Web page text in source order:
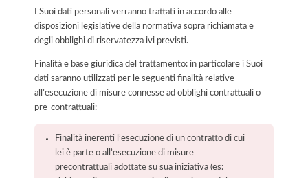
I Suoi dati personali verranno trattati in accordo alle
disposizioni legislative della normativa sopra richiamata e
degli obblighi di riservatezza ivi previsti.
Finalità e base giuridica del trattamento: in particolare i Suoi
dati saranno utilizzati per le seguenti finalità relative
all’esecuzione di misure connesse ad obblighi contrattuali o
pre-contrattuali:
Finalità inerenti l’esecuzione di un contratto di cui
lei è parte o all’esecuzione di misure
precontrattuali adottate su sua iniziativa (es: